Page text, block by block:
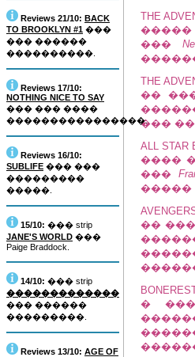
Reviews 21/10: BACK
TO BROOKLYN #1 ���
��� ������
����������.
Reviews 17/10:
NOTHING NICE TO SAY
��� ��� ����
����������������.
Reviews 16/10:
SUBLIFE ��� ���
���������
�����.
15/10: ��� strip
JANE'S WORLD ���
Paige Braddock.
14/10: ��� strip
�������������
��� ������
���������.
Reviews 13/10: AGE OF
THE
�����
���
THE
��
���
ALL STAR
����
���
�����
��
�